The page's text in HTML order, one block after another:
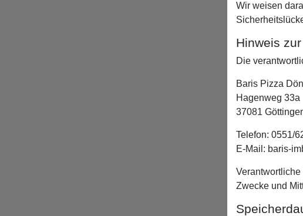
Wir weisen
Hinweis
Die
Baris Pizza
Hagenweg 33a
37081
Telefon: 0551/
E-Mail: baris-
Zwecke und